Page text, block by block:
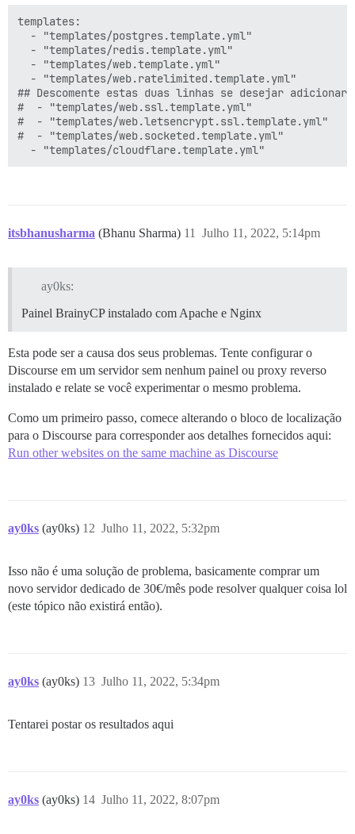
templates:
  - "templates/postgres.template.yml"
  - "templates/redis.template.yml"
  - "templates/web.template.yml"
  - "templates/web.ratelimited.template.yml"
## Descomente estas duas linhas se desejar
#  - "templates/web.ssl.template.yml"
#  - "templates/web.letsencrypt.ssl.template.yml"
#  - "templates/web.socketed.template.yml"
itsbhanusharma (Bhanu Sharma) Julho 11, 2022, 5:14pm
11
ay0ks:
Painel BrainyCP instalado com Apache e Nginx
Esta pode ser a causa dos seus problemas. Tente configurar o
Discourse em um servidor sem nenhum painel ou proxy reverso
instalado e relate se você experimentar o mesmo problema.
Como um primeiro passo, comece alterando o bloco de localização
para o Discourse para corresponder aos detalhes fornecidos aqui:
Run other websites on the same machine as Discourse
ay0ks (ay0ks) Julho 11, 2022, 5:32pm
12
Isso não é uma solução de problema, basicamente comprar um
novo servidor dedicado de 30€/mês pode resolver qualquer coisa lol
(este tópico não existirá então).
ay0ks (ay0ks) Julho 11, 2022, 5:34pm
13
Tentarei postar os resultados aqui
ay0ks (ay0ks) Julho 11, 2022, 8:07pm
14